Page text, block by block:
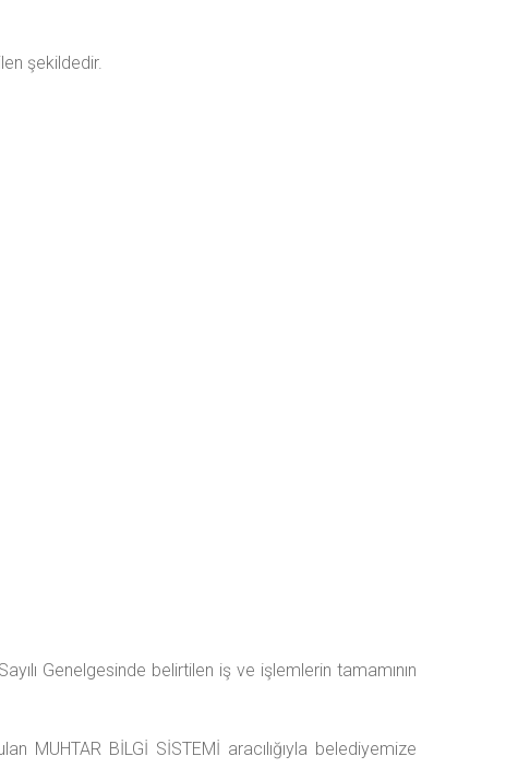
şekildedir.
Genelgesinde belirtilen iş ve işlemlerin tamamının
MUHTAR BİLGİ SİSTEMİ aracılığıyla belediyemize